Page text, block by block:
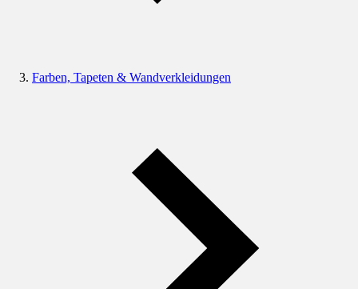
Farben, Tapeten & Wandverkleidungen